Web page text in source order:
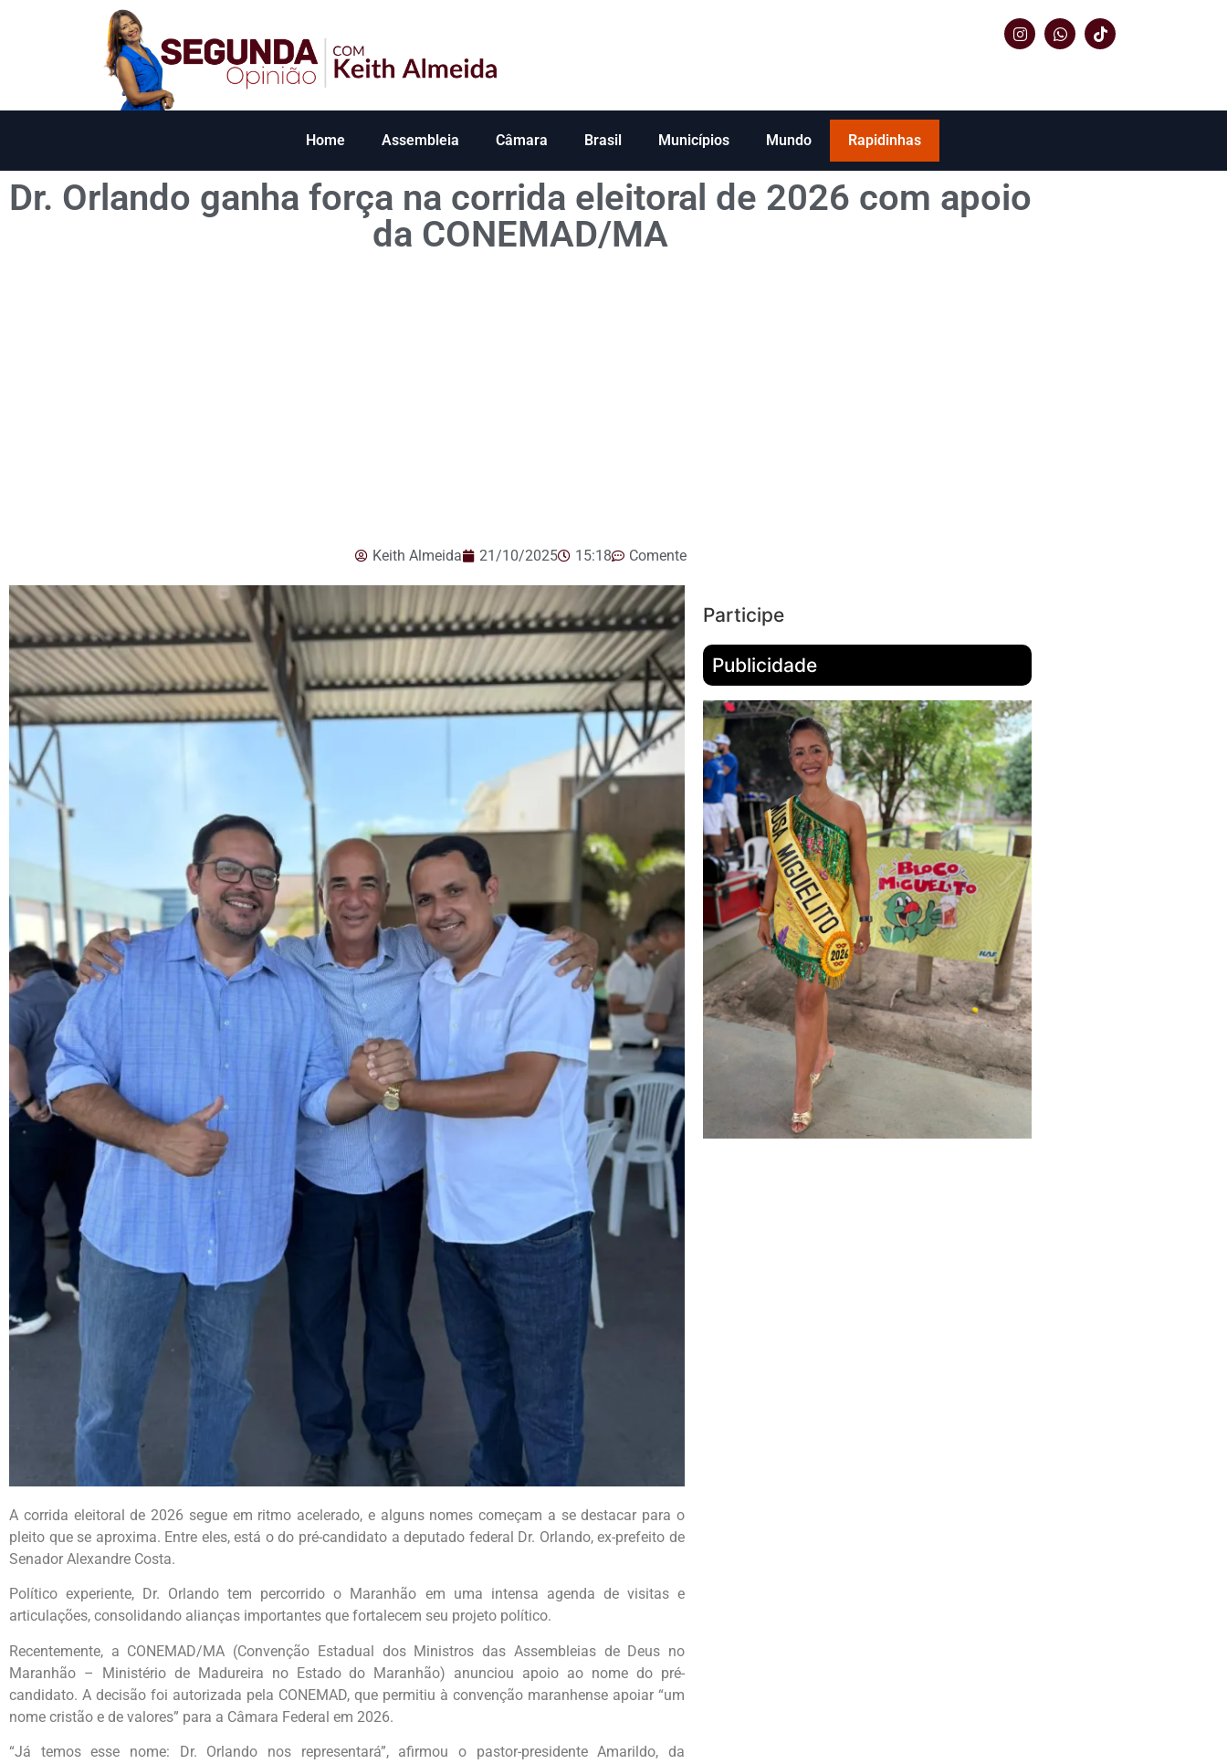
Home Assembleia Câmara Brasil Municípios Mundo Rapidinhas
Dr. Orlando ganha força na corrida eleitoral de 2026 com apoio
da CONEMAD/MA
Keith Almeida 21/10/2025 15:18 Comente
A corrida eleitoral de 2026 segue em ritmo acelerado, e alguns nomes começam a se destacar para o
pleito que se aproxima. Entre eles, está o do pré-candidato a deputado federal Dr. Orlando, ex-prefeito de
Senador Alexandre Costa.
Político experiente, Dr. Orlando tem percorrido o Maranhão em uma intensa agenda de visitas e
articulações, consolidando alianças importantes que fortalecem seu projeto político.
Recentemente, a CONEMAD/MA (Convenção Estadual dos Ministros das Assembleias de Deus no
Maranhão – Ministério de Madureira no Estado do Maranhão) anunciou apoio ao nome do pré-
candidato. A decisão foi autorizada pela CONEMAD, que permitiu à convenção maranhense apoiar “um
nome cristão e de valores” para a Câmara Federal em 2026.
“Já temos esse nome: Dr. Orlando nos representará”, afirmou o pastor-presidente Amarildo, da
Participe
Publicidade